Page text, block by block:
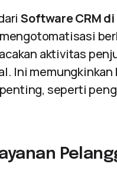
Software CRM
aktivitas
Ini
seperti